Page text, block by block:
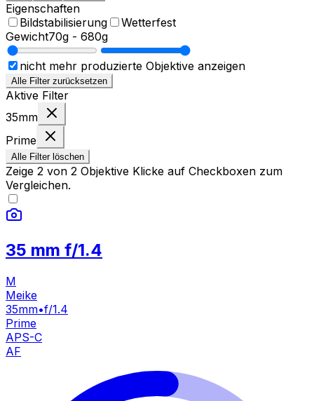
Eigenschaften
Bildstabilisierung
Wetterfest
Gewicht70g - 680g
nicht mehr produzierte Objektive anzeigen
Alle Filter zurücksetzen
Aktive Filter
35mm
Prime
Alle Filter löschen
Zeige 2 von 2 Objektive Klicke auf Checkboxen zum
Vergleichen.
35 mm f/1.4
M
Meike
35mm•f/1.4
Prime
APS-C
AF